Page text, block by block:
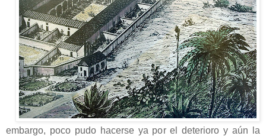
embargo, poco pudo hacerse ya por el deterioro y aún la